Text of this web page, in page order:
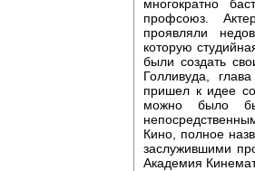
многократно
профсоюз.
проявляли
которую
были создать
Голливуда,
пришел к идее
можно было
Кино, полное
заслужившими
Академия